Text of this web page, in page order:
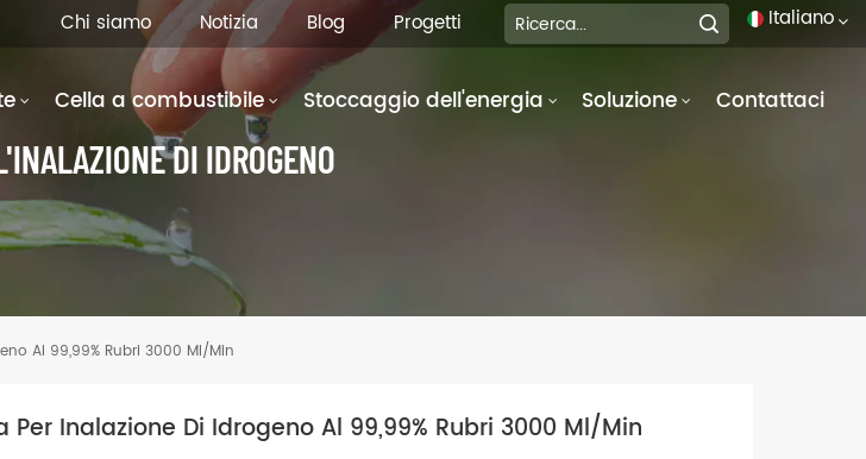
Italiano
Chi siamo Notizia Blog Progetti
Cella a combustibile Stoccaggio dell'energia Soluzione Contattaci
DI IDROGENO
Al 99,99% Rubri 3000 Ml/min
Per Inalazione Di Idrogeno Al 99,99% Rubri 3000 Ml/min